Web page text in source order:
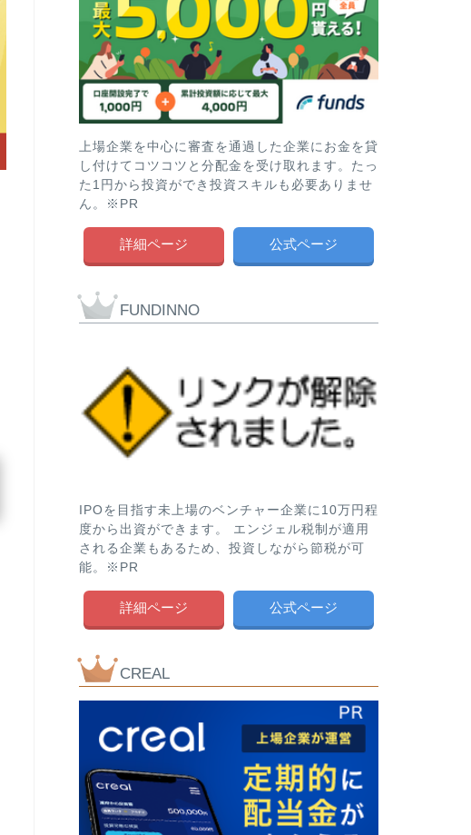
上場企業を中心に審査を通過した企業にお金を貸
し付けてコツコツと分配金を受け取れます。たっ
た1円から投資ができ投資スキルも必要ありませ
ん。※PR
詳細ページ 公式ページ
FUNDINNO
IPOを目指す未上場のベンチャー企業に10万円程
度から出資ができます。 エンジェル税制が適用
される企業もあるため、投資しながら節税が可
能。※PR
詳細ページ 公式ページ
CREAL